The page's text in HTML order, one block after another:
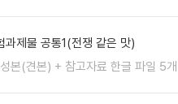
과제물 공통1(전쟁 같은 맛)
본(견본) + 참고자료 한글 파일 5개